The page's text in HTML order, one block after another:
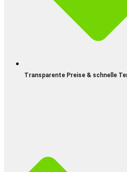
Transparente Preise & schnelle